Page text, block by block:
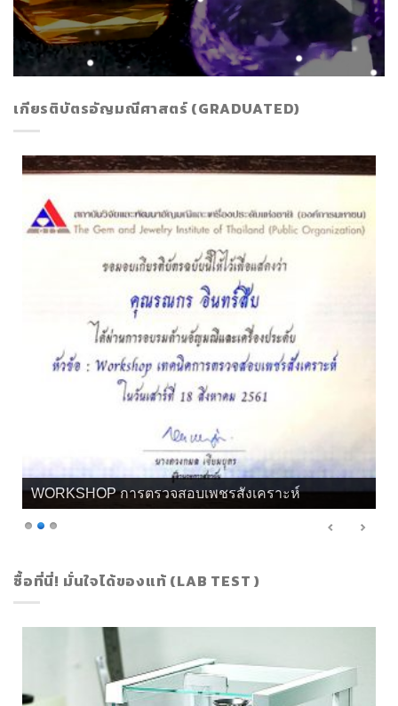
เกียรติบัตรอัญมณีศาสตร์ (GRADUATED)
WORKSHOP การตรวจสอบเพชรสังเคราะห์
ซื้อที่นี่! มั่นใจได้ของแท้ (LAB TEST )